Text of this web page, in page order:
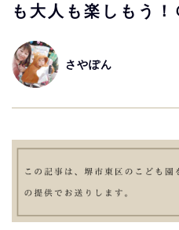
も大人も楽しもう
さやぽん